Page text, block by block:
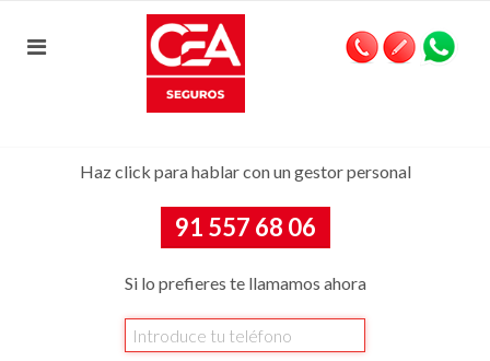
Haz click para hablar con un gestor personal
91 557 68 06
Si lo prefieres te llamamos ahora